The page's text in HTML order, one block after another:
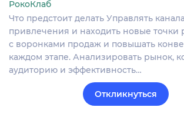
РокоКлаб
Что предстоит делать Управлять
привлечения и находить новые точки
с воронками продаж и повышать
каждом этапе. Анализировать рынок,
аудиторию и эффективность…
Откликнуться